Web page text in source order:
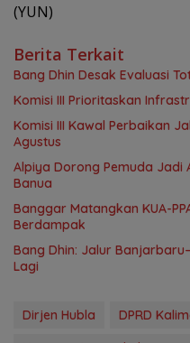
(YUN)
Berita Terkait
‎Bang Dhin Desak Evaluasi
‎Komisi III Prioritaskan
Komisi III Kawal Perbaikan
Agustus
‎Alpiya Dorong Pemuda Jadi
Banua ‎
‎Banggar Matangkan KUA-
Berdampak
Bang Dhin: Jalur
Lagi
Dirjen Hubla
DPRD